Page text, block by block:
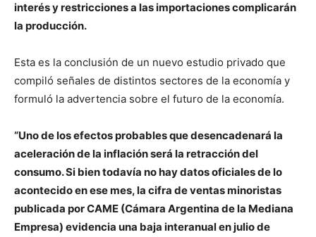
interés y restricciones a las importaciones complicarán
la producción.
Esta es la conclusión de un nuevo estudio privado que
compiló señales de distintos sectores de la economía y
formuló la advertencia sobre el futuro de la economía.
“Uno de los efectos probables que desencadenará la
aceleración de la inflación será la retracción del
consumo. Si bien todavía no hay datos oficiales de lo
acontecido en ese mes, la cifra de ventas minoristas
publicada por CAME (Cámara Argentina de la Mediana
Empresa) evidencia una baja interanual en julio de